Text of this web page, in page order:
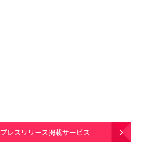
プレスリリース掲載サービス